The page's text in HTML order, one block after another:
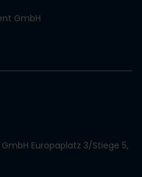
GmbH
Europaplatz 3/Stiege 5,